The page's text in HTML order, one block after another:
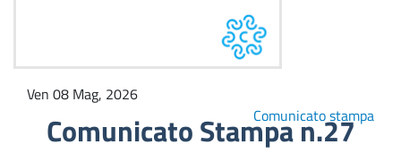
Ven 08 Mag, 2026
Comunicato Stampa n.27
Comunicato stampa